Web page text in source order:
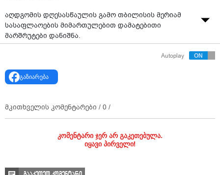
აღდგომის დღესასწაულის გამო თბილისის მერიამ
სასაფლაოების მიმართულებით დამატებითი
მარშრუტები დანიშნა.
მოქალაქეებს საზოგადოებრივი ტრანსპორტით
საათამდე შეეძლებათ. ავტობუსები დედაქალაქის
სასაფლაოების მიმართულებით მეტრო
გავლენ.
Autoplay
გაზიარება
მკითხველის კომენტარები / 0 /
კომენტარი ჯერ არ გაკეთებულა.
იყავი პირველი!